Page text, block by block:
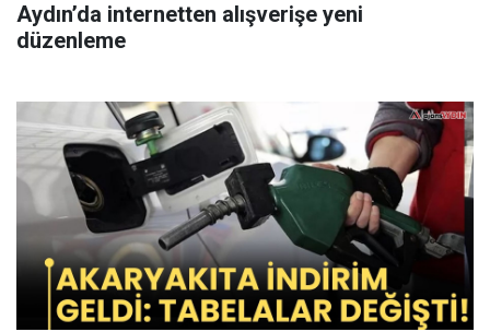
Aydın’da internetten alışverişe yeni
düzenleme